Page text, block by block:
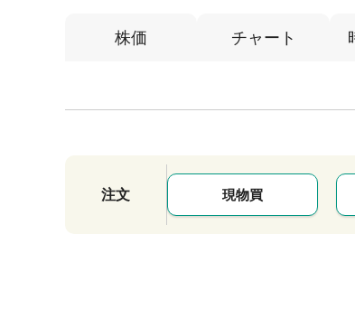
株価 チャート
注文 現物買